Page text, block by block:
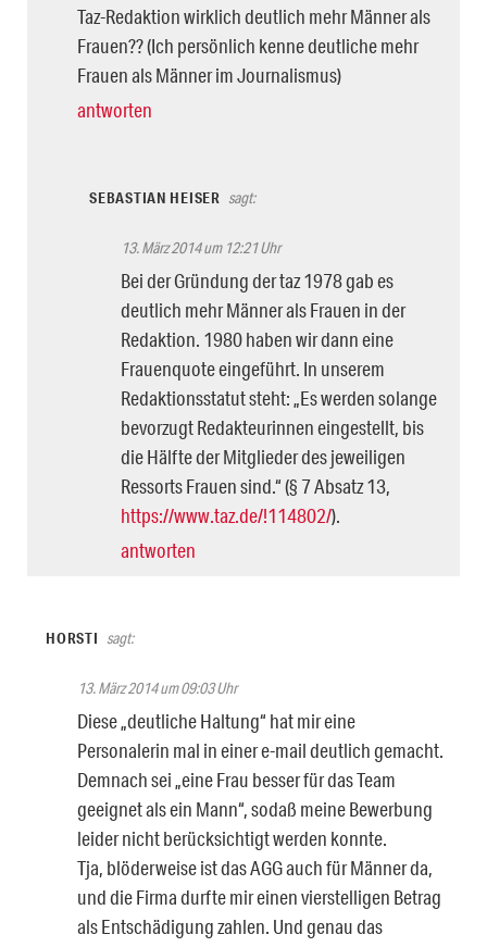
Taz-Redaktion wirklich deutlich mehr Männer als
Frauen?? (Ich persönlich kenne deutliche mehr
Frauen als Männer im Journalismus)
antworten
SEBASTIAN HEISER sagt:
13. März 2014 um 12:21 Uhr
Bei der Gründung der taz 1978 gab es
deutlich mehr Männer als Frauen in der
Redaktion. 1980 haben wir dann eine
Frauenquote eingeführt. In unserem
Redaktionsstatut steht: „Es werden solange
bevorzugt Redakteurinnen eingestellt, bis
die Hälfte der Mitglieder des jeweiligen
Ressorts Frauen sind.“ (§ 7 Absatz 13,
https://www.taz.de/!114802/).
antworten
HORSTI sagt:
13. März 2014 um 09:03 Uhr
Diese „deutliche Haltung“ hat mir eine
Personalerin mal in einer e-mail deutlich gemacht.
Demnach sei „eine Frau besser für das Team
geeignet als ein Mann“, sodaß meine Bewerbung
leider nicht berücksichtigt werden konnte.
Tja, blöderweise ist das AGG auch für Männer da,
und die Firma durfte mir einen vierstelligen Betrag
als Entschädigung zahlen. Und genau das